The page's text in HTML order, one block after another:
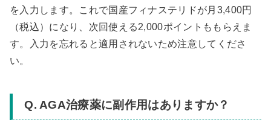
を入力します。これで国産フィナステリドが月3,400円
（税込）になり、次回使える2,000ポイントももらえま
す。入力を忘れると適用されないため注意してくださ
い。
Q. AGA治療薬に副作用はありますか？